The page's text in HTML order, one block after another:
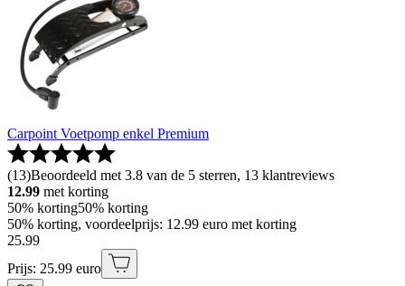
Carpoint Voetpomp enkel Premium
(13)Beoordeeld met 3.8 van de 5 sterren, 13 klantreviews
12.99 met korting
50% korting50% korting
50% korting, voordeelprijs: 12.99 euro met korting
25.99
Prijs: 25.99 euro